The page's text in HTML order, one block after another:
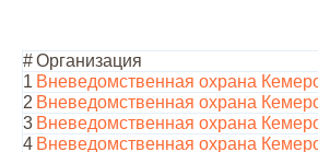
#Организация
1 Вневедомственная охрана
2 Вневедомственная охрана
3 Вневедомственная охрана
4 Вневедомственная охрана